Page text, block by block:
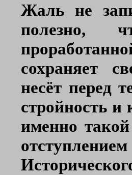
Жаль не
полезно,
сохраняет
несёт перед
стройность и
именно